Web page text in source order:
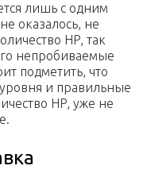
лишь с одним
оказалось, не
HP, так
непробиваемые
подметить, что
и правильные
HP, уже не